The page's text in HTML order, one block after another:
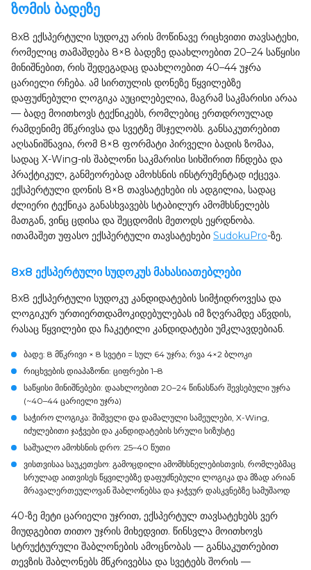
ზომის ბადეზე
8x8 ექსპერტული სუდოკუ არის მოწინავე რიცხვითი თავსატეხი,
რომელიც თამაშდება 8×8 ბადეზე დაახლოებით 20–24 საწყისი
მინიშნებით, რის შედეგადაც დაახლოებით 40–44 უჯრა
ცარიელი რჩება. ამ სირთულის დონეზე წყვილებზე
დაფუძნებული ლოგიკა აუცილებელია, მაგრამ საკმარისი არაა
— ბადე მოითხოვს ტექნიკებს, რომლებიც ერთდროულად
რამდენიმე მწკრივსა და სვეტზე მსჯელობს. განსაკუთრებით
აღსანიშნავია, რომ 8×8 ფორმატი პირველი ბადის ზომაა,
სადაც X-Wing-ის შაბლონი საკმარისი სიხშირით ჩნდება და
პრაქტიკულ, განმეორებად ამოხსნის ინსტრუმენტად იქცევა.
ექსპერტული დონის 8×8 თავსატეხები ის ადგილია, სადაც
ძლიერი ტექნიკა განასხვავებს სტაბილურ ამომხსნელებს
მათგან, ვინც ცდისა და შეცდომის მეთოდს ეყრდნობა.
ითამაშეთ უფასო ექსპერტული თავსატეხები SudokuPro-ზე.
8x8 ექსპერტული სუდოკუს მახასიათებლები
8x8 ექსპერტული სუდოკუ კანდიდატების სიმჭიდროვესა და
ლოგიკურ ურთიერთდამოკიდებულებას იმ ზღვრამდე აწვდის,
რასაც წყვილები და ჩაკეტილი კანდიდატები უმკლავდებიან.
ბადე: 8 მწკრივი × 8 სვეტი = სულ 64 უჯრა; რვა 4×2 ბლოკი
რიცხვების დიაპაზონი: ციფრები 1–8
საწყისი მინიშნებები: დაახლოებით 20–24 წინასწარ შევსებული უჯრა
(~40–44 ცარიელი უჯრა)
საჭირო ლოგიკა: შიშველი და დამალული სამეულები, X-Wing,
იძულებითი ჯაჭვები და კანდიდატების სრული სიზუსტე
საშუალო ამოხსნის დრო: 25–40 წუთი
ვისთვისაა საუკეთესო: გამოცდილი ამომხსნელებისთვის, რომლებმაც
სრულად აითვისეს წყვილებზე დაფუძნებული ლოგიკა და მზად არიან
მრავალერთეულოვან შაბლონებსა და ჯაჭვურ დასკვნებზე სამუშაოდ
40-ზე მეტი ცარიელი უჯრით, ექსპერტულ თავსატეხებს ვერ
მიუდგებით თითო უჯრის მიხედვით. წინსვლა მოითხოვს
სტრუქტურული შაბლონების ამოცნობას — განსაკუთრებით
თევზის შაბლონებს მწკრივებსა და სვეტებს შორის —